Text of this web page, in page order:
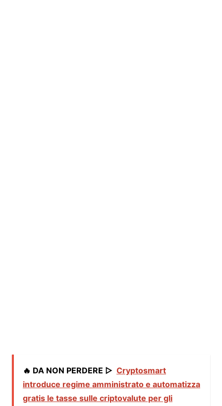
🔥 DA NON PERDERE ▷ Cryptosmart
introduce regime amministrato e automatizza
gratis le tasse sulle criptovalute per gli